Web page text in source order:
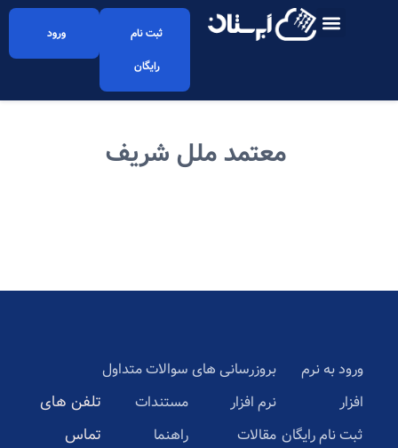
ثبت نام
رایگان
ورود
معتمد ملل شریف
ورود به نرم
افزار
ثبت نام رایگان
بروزرسانی های
نرم افزار
مقالات
سوالات متداول
مستندات
راهنما
تلفن های
تماس